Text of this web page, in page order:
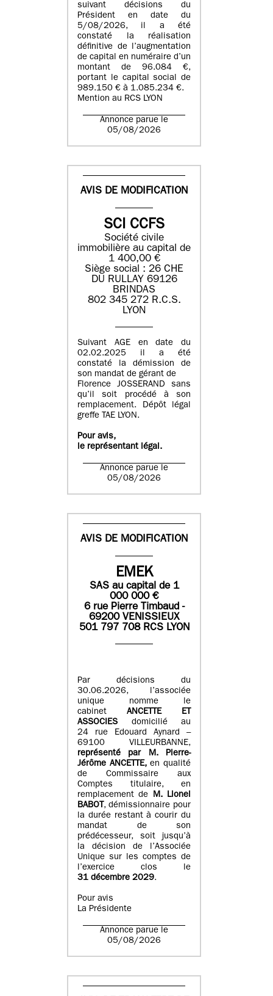
suivant décisions du
Président en date du
5/08/2026, il a été
constaté la réalisation
définitive de l’augmentation
de capital en numéraire d’un
montant de 96.084 €,
portant le capital social de
989.150 € à 1.085.234 €.
Mention au RCS LYON
Annonce parue le
05/08/2026
AVIS DE MODIFICATION
SCI CCFS
Société civile
immobilière au capital de
1 400,00 €
Siège social : 26 CHE
DU RULLAY 69126
BRINDAS
802 345 272 R.C.S.
LYON
Suivant AGE en date du
02.02.2025 il a été
constaté la démission de
son mandat de gérant de
Florence JOSSERAND sans
qu’il soit procédé à son
remplacement. Dépôt légal
greffe TAE LYON.
Pour avis,
le représentant légal.
Annonce parue le
05/08/2026
AVIS DE MODIFICATION
EMEK
SASau capital de 1
000 000€
6 rue Pierre Timbaud -
69200 VENISSIEUX
501 797 708 RCS LYON
Par décisions du
30.06.2026, l’associée
unique nomme le
cabinet ANCETTE ET
ASSOCIES
domicilié au
24 rue Edouard Aynard –
69100 VILLEURBANNE,
représenté par M.Pierre-
Jérôme ANCETTE, en qualité
de Commissaire aux
Comptes titulaire, en
remplacement de M.Lionel
BABOT, démissionnaire pour
la durée restant à courir du
mandat de son
prédécesseur, soit jusqu’à
la décision de l’Associée
Unique sur les comptes de
l’exercice clos le
31 décembre 2029.
Pour avis
La Présidente
Annonce parue le
05/08/2026